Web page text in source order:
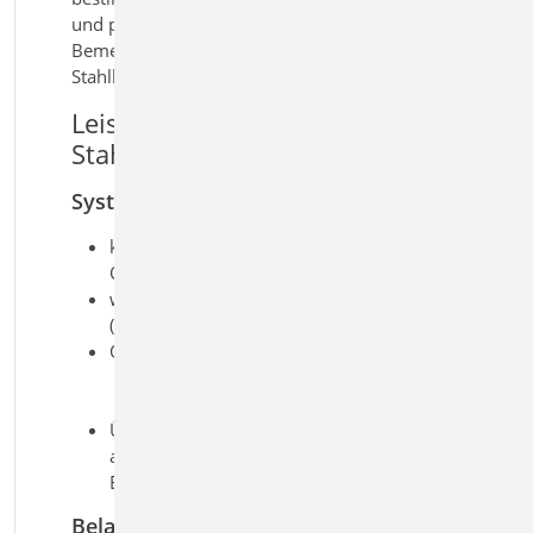
und praxisgerechte Lösung für die
Bemessung von Stegöffnungen im
Stahlbau.
Leistungsmerkmale S398.de
Stahl-Stegöffnung
System
kreisförmige und rechteckige
Öffnungen
wahlweise mit horizontalen Steifen
(oben/unten)
Querschnitte
Übernahmen zum Detailnachweis
aus BauStatik-Positionen und
EuroSta.stahl-Modellen
Belastung